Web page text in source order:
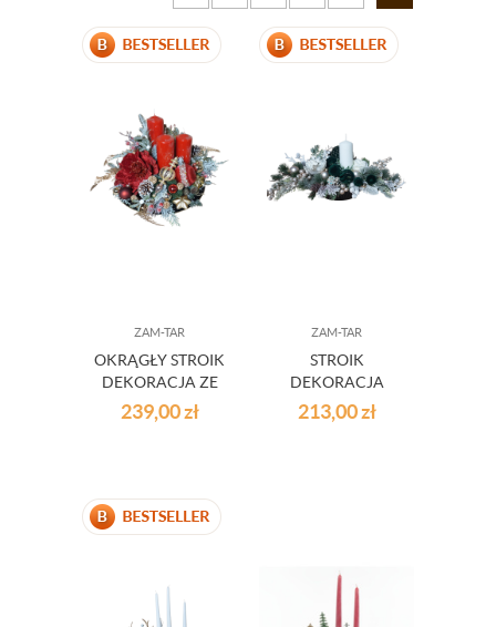
ZAM-TAR
OKRĄGŁY STROIK
DEKORACJA ZE
ŚWIECAMI
CZERWONY 2522
239,00zł
ZAM-TAR
STROIK
DEKORACJA
ŚWIĄTECZNA NA
STÓŁ 25/21
213,00zł